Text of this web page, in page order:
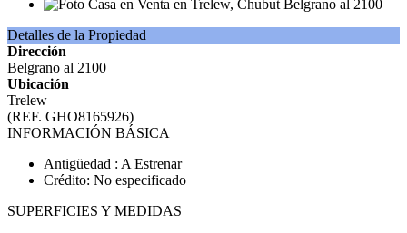
Detalles de la Propiedad
Dirección
Belgrano al 2100
Ubicación
Trelew
(REF. GHO8165926)
INFORMACIÓN BÁSICA
Antigüedad : A Estrenar
Crédito: No especificado
SUPERFICIES Y MEDIDAS